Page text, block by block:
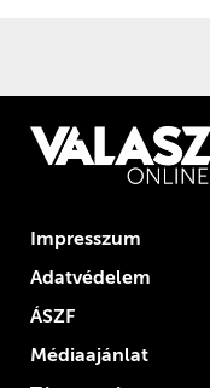
Impresszum
Adatvédelem
ÁSZF
Médiaajánlat